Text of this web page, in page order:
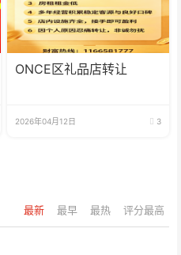
ONCE区礼品店转让
2026年04月12日 3
最新 最早 最热 评分最高